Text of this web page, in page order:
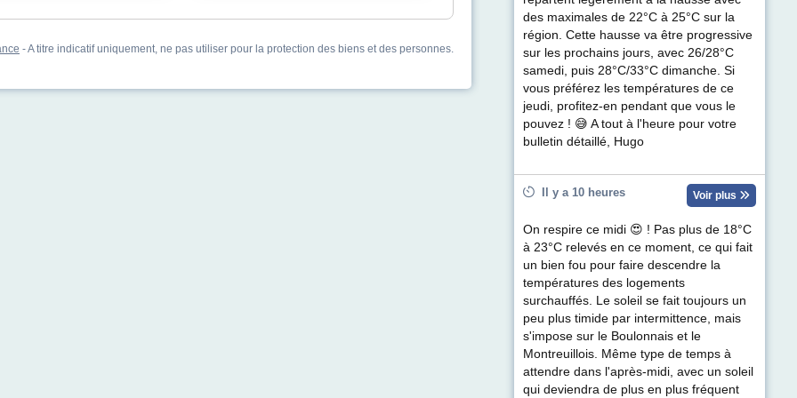
- A titre indicatif uniquement, ne pas utiliser pour la protection des biens et des personnes.
des maximales de 22°C à 25°C sur la
région. Cette hausse va être progressive
sur les prochains jours, avec 26/28°C
samedi, puis 28°C/33°C dimanche. Si
vous préférez les températures de ce
jeudi, profitez-en pendant que vous le
pouvez ! 😅 A tout à l'heure pour votre
bulletin détaillé, Hugo
Il y a 10 heures Voir plus
On respire ce midi 😍 ! Pas plus de 18°C
à 23°C relevés en ce moment, ce qui fait
un bien fou pour faire descendre la
températures des logements
surchauffés. Le soleil se fait toujours un
peu plus timide par intermittence, mais
s'impose sur le Boulonnais et le
Montreuillois. Même type de temps à
attendre dans l'après-midi, avec un soleil
qui deviendra de plus en plus fréquent